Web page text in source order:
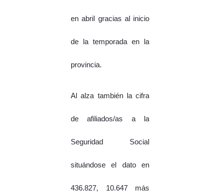
en abril gracias al inicio
de la temporada en la
provincia.
Al alza también la cifra
de afiliados/as a la
Seguridad Social
situándose el dato en
436.827, 10.647 más